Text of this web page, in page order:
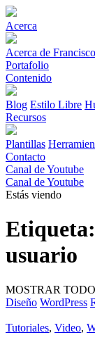
Acerca
Acerca de
Portafolio
Contenido
Blog Estilo Libre
Recursos
Plantillas
Contacto
Canal de Youtube
Canal de Youtube
Estás viendo
Etiqueta:
usuario
MOSTRAR TODO
Diseño WordPress
Tutoriales, Video,